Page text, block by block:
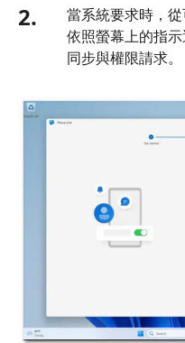
2.
當系統要求時，
依照螢幕上的指示
同步與權限請求。